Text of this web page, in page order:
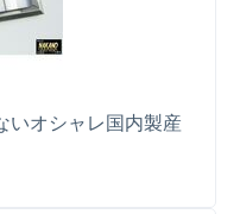
オシャレ国内製産